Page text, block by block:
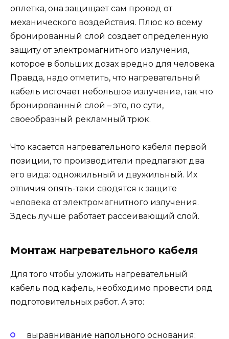
оплетка, она защищает сам провод от
механического воздействия. Плюс ко всему
бронированный слой создает определенную
защиту от электромагнитного излучения,
которое в больших дозах вредно для человека.
Правда, надо отметить, что нагревательный
кабель источает небольшое излучение, так что
бронированный слой – это, по сути,
своеобразный рекламный трюк.
Что касается нагревательного кабеля первой
позиции, то производители предлагают два
его вида: одножильный и двужильный. Их
отличия опять-таки сводятся к защите
человека от электромагнитного излучения.
Здесь лучше работает рассеивающий слой.
Монтаж нагревательного кабеля
Для того чтобы уложить нагревательный
кабель под кафель, необходимо провести ряд
подготовительных работ. А это:
выравнивание напольного основания;